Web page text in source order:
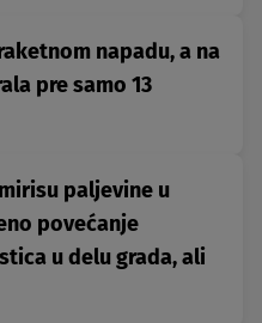
napadu, a na
pre samo 13
paljevine u
povećanje
u delu grada, ali